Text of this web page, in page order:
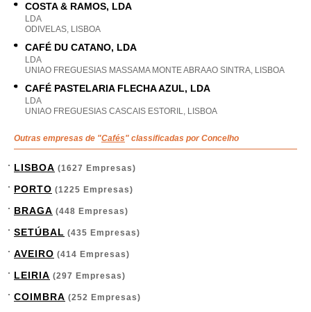
COSTA & RAMOS, LDA
LDA
ODIVELAS, LISBOA
CAFÉ DU CATANO, LDA
LDA
UNIAO FREGUESIAS MASSAMA MONTE ABRAAO SINTRA, LISBOA
CAFÉ PASTELARIA FLECHA AZUL, LDA
LDA
UNIAO FREGUESIAS CASCAIS ESTORIL, LISBOA
Outras empresas de "Cafés" classificadas por Concelho
LISBOA (1627 Empresas)
PORTO (1225 Empresas)
BRAGA (448 Empresas)
SETÚBAL (435 Empresas)
AVEIRO (414 Empresas)
LEIRIA (297 Empresas)
COIMBRA (252 Empresas)